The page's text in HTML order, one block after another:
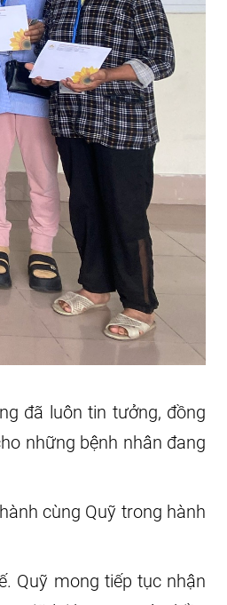
đã luôn tin tưởng, đồng
những bệnh nhân đang
cùng Quỹ trong hành
Quỹ mong tiếp tục nhận